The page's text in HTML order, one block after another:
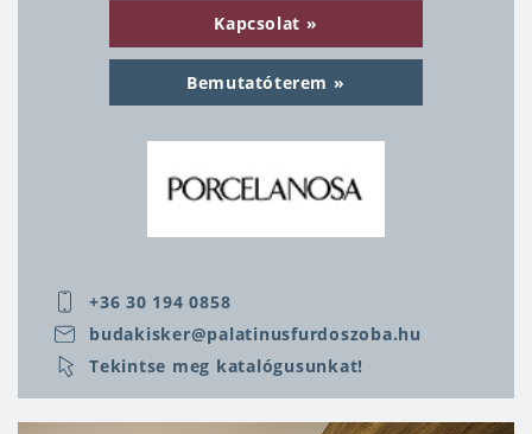
egyes családoknál úgy alakítják ki, hogy a fuga
egyáltalán nem látszik a lapok között, mert elrejti
a mintázat. A Porcelanosa nem csak burkolatokat
gyárt, hanem szanitereket és csaptelepeket is. Ha
hosszú távra szóló.
Kapcsolat
Bemutatóterem
+36 30 194 0858
budakisker@palatinusfurdoszoba.hu
Tekintse meg katalógusunkat!